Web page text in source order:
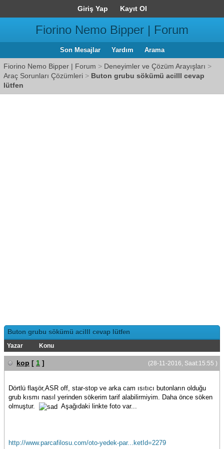
Giriş Yap Kayıt Ol
Fiorino Nemo Bipper | Forum
Son Mesajlar Yardım Arama
Fiorino Nemo Bipper | Forum > Deneyimler ve Çözüm Arayışları >
Araç Sorunları Çözümleri > Buton grubu sökümü acilll cevap
lütfen
Buton grubu sökümü acilll cevap lütfen
Yazar Konu
(28-11-2016, Saat:15:55 )
kop [ 1 ]
Dörtlü flaşör,ASR off, star-stop ve arka cam ısıtıcı butonların olduğu
grub kısmı nasıl yerinden sökerim tarif alabilirmiyim. Daha önce söken
olmuştur.
Aşağıdaki linkte foto var...
http://www.parcafilosu.com/oto-yedek-par...ketId=2279